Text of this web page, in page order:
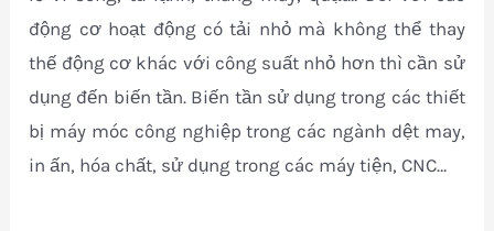
động cơ hoạt động có tải nhỏ mà không thể thay
thế động cơ khác với công suất nhỏ hơn thì cần sử
dụng đến biến tần. Biến tần sử dụng trong các thiết
bị máy móc công nghiệp trong các ngành dệt may,
in ấn, hóa chất, sử dụng trong các máy tiện, CNC…